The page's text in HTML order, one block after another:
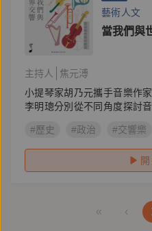
藝術人文
當我們與
主持人
焦元溥
小提琴家胡乃元攜手音樂作
李明璁分別從不同角度探討
#歷史 #政治 #交響樂
« ‹